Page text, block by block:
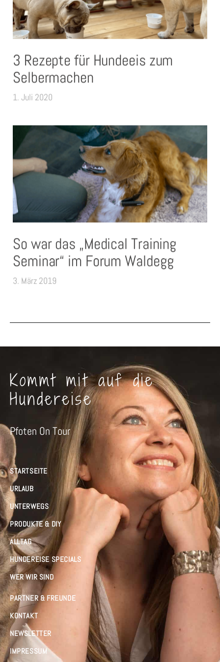
3 Rezepte für Hundeeis zum
Selbermachen
1. Juli 2020
So war das „Medical Training
Seminar“ im Forum Waldegg
3. März 2019
Kommt mit auf die
Hundereise
Pfoten On Tour
STARTSEITE
URLAUB
UNTERWEGS
PRODUKTE & DIY
ALLTAG
HUNDEREISE SPECIALS
WER WIR SIND
PARTNER & FREUNDE
KONTAKT
NEWSLETTER
IMPRESSUM